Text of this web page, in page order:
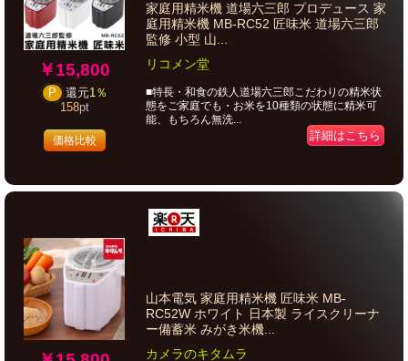
￥15,800
P 還元1％
158pt
価格比較
家庭用精米機 道場六三郎 プロデュース 家
庭用精米機 MB-RC52 匠味米 道場六三郎
監修 小型 山...
リコメン堂
■特長・和食の鉄人道場六三郎こだわりの精米状
態をご家庭でも・お米を10種類の状態に精米可
能、もちろん無洗...
詳細はこちら
山本電気 家庭用精米機 匠味米 MB-
RC52W ホワイト 日本製 ライスクリーナ
ー備蓄米 みがき米機...
カメラのキタムラ